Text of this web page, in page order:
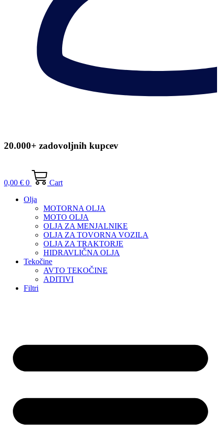
20.000+ zadovoljnih kupcev
0,00 € 0
Cart
Olja
MOTORNA OLJA
MOTO OLJA
OLJA ZA MENJALNIKE
OLJA ZA TOVORNA VOZILA
OLJA ZA TRAKTORJE
HIDRAVLIČNA OLJA
Tekočine
AVTO TEKOČINE
ADITIVI
Filtri